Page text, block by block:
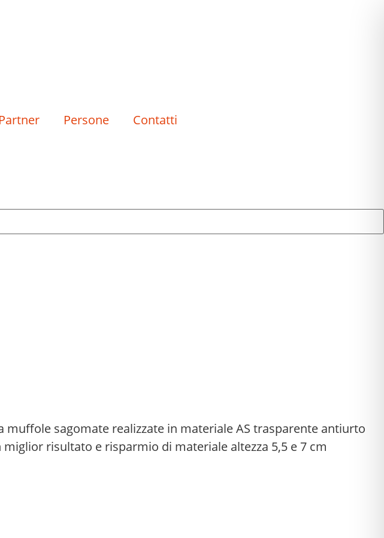
Partner Persone
Contatti
muffole sagomate realizzate in materiale AS trasparente antiurto
miglior risultato e risparmio di materiale altezza 5,5 e 7 cm